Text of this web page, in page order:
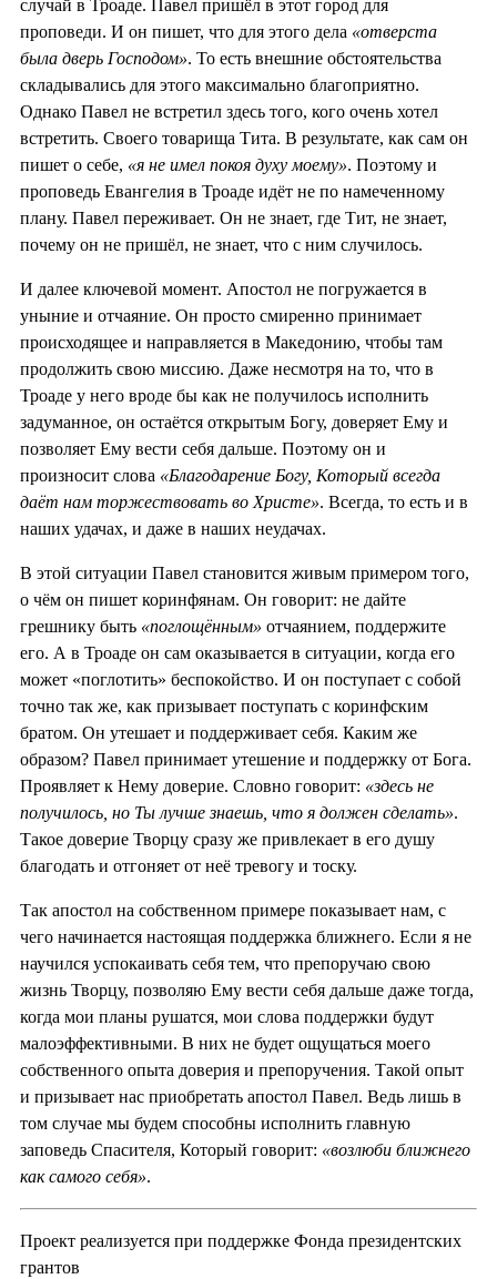
случай в Троаде. Павел пришёл в этот город для
проповеди. И он пишет, что для этого дела «отверста
была дверь Господом». То есть внешние обстоятельства
складывались для этого максимально благоприятно.
Однако Павел не встретил здесь того, кого очень хотел
встретить. Своего товарища Тита. В результате, как сам он
пишет о себе, «я не имел покоя духу моему». Поэтому и
проповедь Евангелия в Троаде идёт не по намеченному
плану. Павел переживает. Он не знает, где Тит, не знает,
почему он не пришёл, не знает, что с ним случилось.
И далее ключевой момент. Апостол не погружается в
уныние и отчаяние. Он просто смиренно принимает
происходящее и направляется в Македонию, чтобы там
продолжить свою миссию. Даже несмотря на то, что в
Троаде у него вроде бы как не получилось исполнить
задуманное, он остаётся открытым Богу, доверяет Ему и
позволяет Ему вести себя дальше. Поэтому он и
произносит слова «Благодарение Богу, Который всегда
даёт нам торжествовать во Христе». Всегда, то есть и в
наших удачах, и даже в наших неудачах.
В этой ситуации Павел становится живым примером того,
о чём он пишет коринфянам. Он говорит: не дайте
грешнику быть «поглощённым» отчаянием, поддержите
его. А в Троаде он сам оказывается в ситуации, когда его
может «поглотить» беспокойство. И он поступает с собой
точно так же, как призывает поступать с коринфским
братом. Он утешает и поддерживает себя. Каким же
образом? Павел принимает утешение и поддержку от Бога.
Проявляет к Нему доверие. Словно говорит: «здесь не
получилось, но Ты лучше знаешь, что я должен сделать».
Такое доверие Творцу сразу же привлекает в его душу
благодать и отгоняет от неё тревогу и тоску.
Так апостол на собственном примере показывает нам, с
чего начинается настоящая поддержка ближнего. Если я не
научился успокаивать себя тем, что препоручаю свою
жизнь Творцу, позволяю Ему вести себя дальше даже тогда,
когда мои планы рушатся, мои слова поддержки будут
малоэффективными. В них не будет ощущаться моего
собственного опыта доверия и препоручения. Такой опыт
и призывает нас приобретать апостол Павел. Ведь лишь в
том случае мы будем способны исполнить главную
заповедь Спасителя, Который говорит: «возлюби ближнего
как самого себя».
Проект реализуется при поддержке Фонда президентских
грантов